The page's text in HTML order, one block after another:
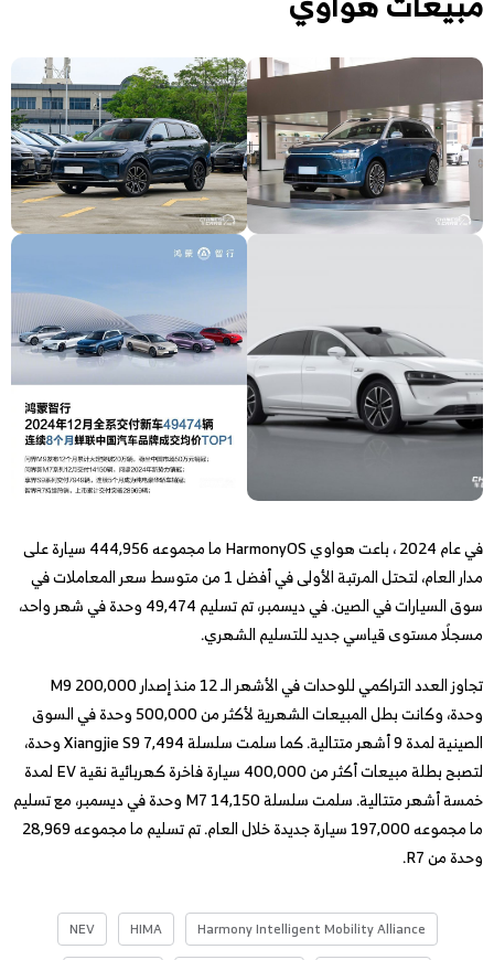
في عام 2024 ، باعت هواوي HarmonyOS ما مجموعه 444,956 سيارة على
مدار العام، لتحتل المرتبة الأولى في أفضل 1 من متوسط سعر المعاملات في
سوق السيارات في الصين. في ديسمبر، تم تسليم 49,474 وحدة في شهر واحد،
مسجلًا مستوى قياسي جديد للتسليم الشهري.
تجاوز العدد التراكمي للوحدات في الأشهر الـ 12 منذ إصدار M9 200,000
وحدة، وكانت بطل المبيعات الشهرية لأكثر من 500,000 وحدة في السوق
الصينية لمدة 9 أشهر متتالية. كما سلمت سلسلة Xiangjie S9 7,494 وحدة،
لتصبح بطلة مبيعات أكثر من 400,000 سيارة فاخرة كهربائية نقية EV لمدة
خمسة أشهر متتالية. سلمت سلسلة M7 14,150 وحدة في ديسمبر، مع تسليم
ما مجموعه 197,000 سيارة جديدة خلال العام. تم تسليم ما مجموعه 28,969
وحدة من R7.
Harmony Intelligent Mobility Alliance
HIMA
NEV